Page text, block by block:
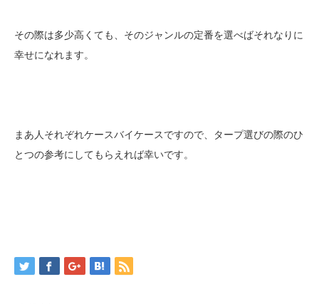
その際は多少高くても、そのジャンルの定番を選べばそれなりに
幸せになれます。
まあ人それぞれケースバイケースですので、タープ選びの際のひ
とつの参考にしてもらえれば幸いです。